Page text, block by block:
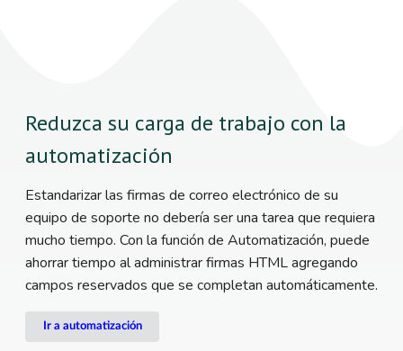
Reduzca su carga de trabajo con la
automatización
Estandarizar las firmas de correo electrónico de su
equipo de soporte no debería ser una tarea que requiera
mucho tiempo. Con la función de Automatización, puede
ahorrar tiempo al administrar firmas HTML agregando
campos reservados que se completan automáticamente.
Ir a automatización